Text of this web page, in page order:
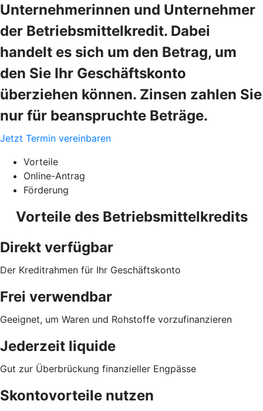
Unternehmerinnen und Unternehmer
der Betriebsmittelkredit. Dabei
handelt es sich um den Betrag, um
den Sie Ihr Geschäftskonto
überziehen können. Zinsen zahlen Sie
nur für beanspruchte Beträge.
Jetzt Termin vereinbaren
Vorteile
Online-Antrag
Förderung
Vorteile des Betriebsmittelkredits
Direkt verfügbar
Der Kreditrahmen für Ihr Geschäftskonto
Frei verwendbar
Geeignet, um Waren und Rohstoffe vorzufinanzieren
Jederzeit liquide
Gut zur Überbrückung finanzieller Engpässe
Skontovorteile nutzen